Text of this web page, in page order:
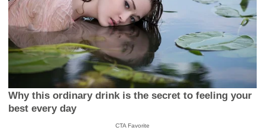
Why this ordinary drink is the secret to feeling your
best every day
CTA Favorite